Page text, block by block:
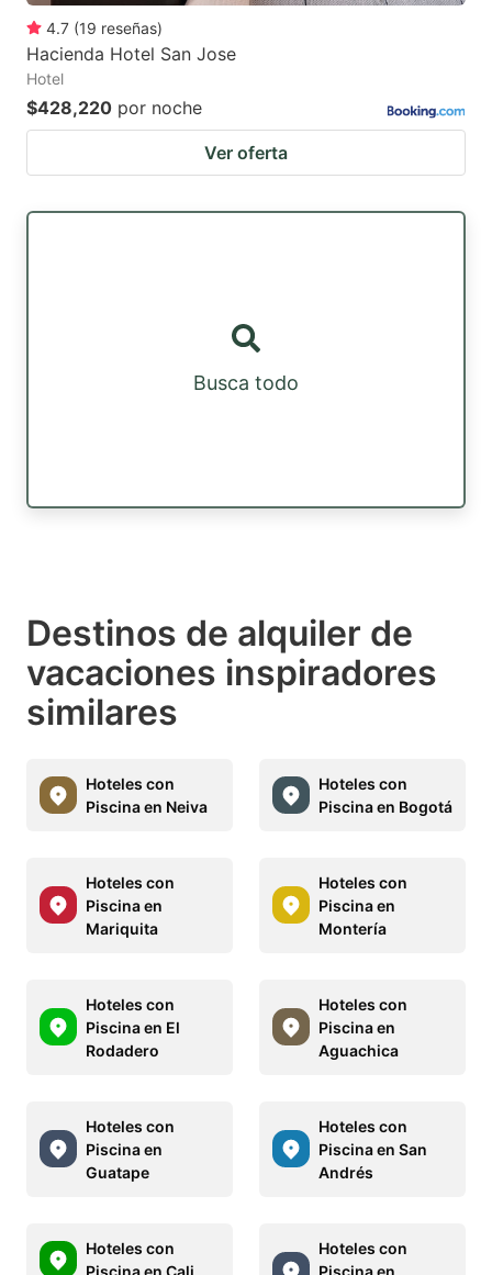
4.7 (19 reseñas)
Hacienda Hotel San Jose
Hotel
$428,220 por noche
Ver oferta
Busca todo
Destinos de alquiler de
vacaciones inspiradores
similares
Hoteles con
Piscina en Neiva
Hoteles con
Piscina en Bogotá
Hoteles con
Piscina en
Mariquita
Hoteles con
Piscina en
Montería
Hoteles con
Piscina en El
Rodadero
Hoteles con
Piscina en
Aguachica
Hoteles con
Piscina en
Guatape
Hoteles con
Piscina en San
Andrés
Hoteles con
Piscina en Cali
Hoteles con
Piscina en